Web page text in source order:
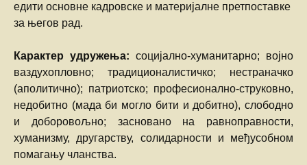
едити основне кадровске и материјалне претпоставке
за његов рад.
Карактер удружења: социјално-хуманитарно; војно
ваздухопловно; традициoналистичко; нестраначко
(аполитично); патриотско; професионално-струковно,
недобитно (мада би могло бити и добитно), слободно
и доборовољно; засновано на равноправности,
хуманизму, другарству, солидарности и међусобном
помагању чланства.